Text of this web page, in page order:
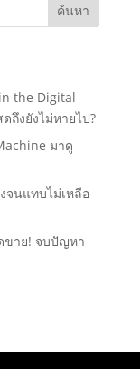
ค้นหา
the Digital
ถึงยังไม่หายไป?
มาดู
จนแทบไม่เหลือ
ขาย! จบปัญหา